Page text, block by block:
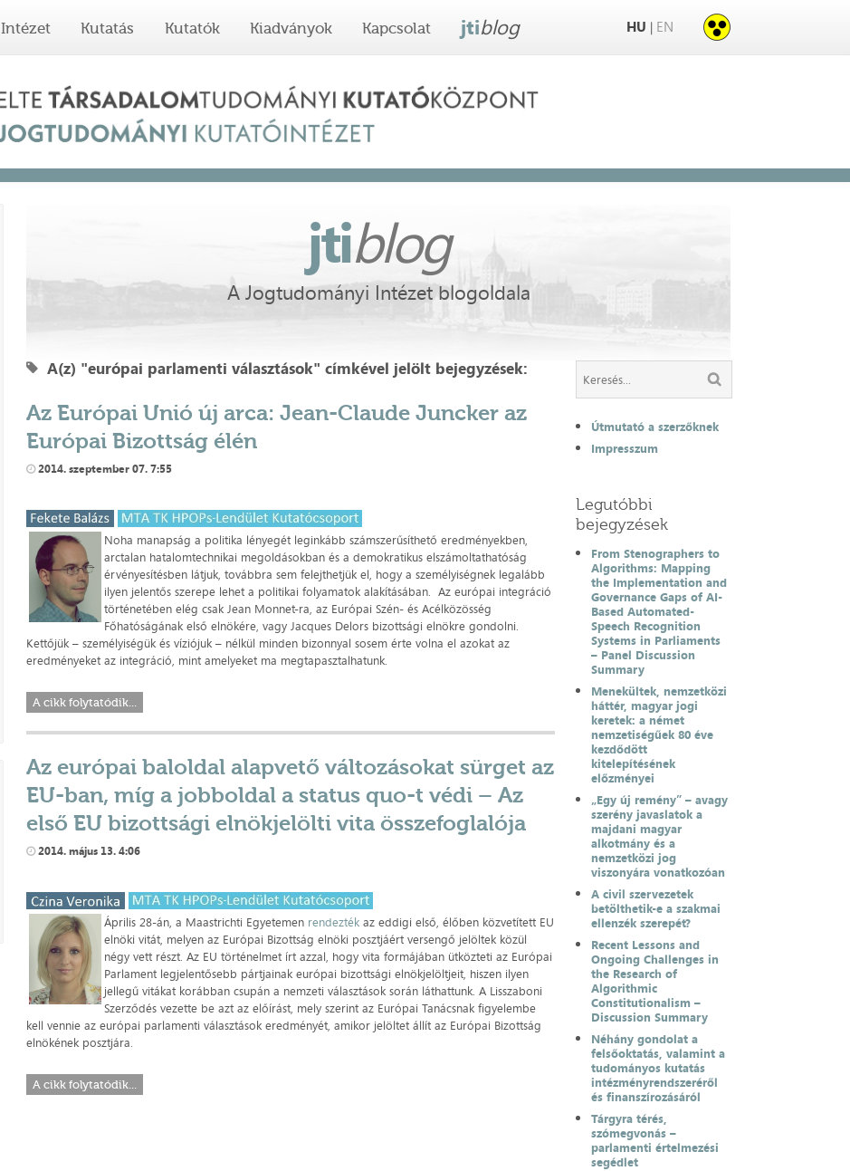
Intézet Kutatás Kutatók Kiadványok Kapcsolat jtiblog HU | EN
jtiblog
A Jogtudományi Intézet blogoldala
A(z) "európai parlamenti választások" címkével jelölt bejegyzések:
Az Európai Unió új arca: Jean-Claude Juncker az
Európai Bizottság élén
2014. szeptember 07. 7:55
Noha manapság a politika lényegét leginkább számszerűsíthető eredményekben,
arctalan hatalomtechnikai megoldásokban és a demokratikus elszámoltathatóság
érvényesítésben látjuk, továbbra sem felejthetjük el, hogy a személyiségnek legalább
ilyen jelentős szerepe lehet a politikai folyamatok alakításában. Az európai integráció
történetében elég csak Jean Monnet-ra, az Európai Szén- és Acélközösség
Főhatóságának első elnökére, vagy Jacques Delors bizottsági elnökre gondolni.
Kettőjük – személyiségük és víziójuk – nélkül minden bizonnyal sosem érte volna el azokat az
eredményeket az integráció, mint amelyeket ma megtapasztalhatunk.
A cikk folytatódik...
Az európai baloldal alapvető változásokat sürget az
EU-ban, míg a jobboldal a status quo-t védi – Az
első EU bizottsági elnökjelölti vita összefoglalója
2014. május 13. 4:06
Április 28-án, a Maastrichti Egyetemen rendezték az eddigi első, élőben közvetített EU
elnöki vitát, melyen az Európai Bizottság elnöki posztjáért versengő jelöltek közül
négy vett részt. Az EU történelmet írt azzal, hogy vita formájában ütközteti az Európai
Parlament legjelentősebb pártjainak európai bizottsági elnökjelöltjeit, hiszen ilyen
jellegű vitákat korábban csupán a nemzeti választások során láthattunk. A Lisszaboni
Szerződés vezette be azt az előírást, mely szerint az Európai Tanácsnak figyelembe
kell vennie az európai parlamenti választások eredményét, amikor jelöltet állít az Európai Bizottság
elnökének posztjára.
A cikk folytatódik...
Útmutató a szerzőknek
Impresszum
Legutóbbi
bejegyzések
From Stenographers to
Algorithms: Mapping
the Implementation and
Governance Gaps of AI-
Based Automated-
Speech Recognition
Systems in Parliaments
– Panel Discussion
Summary
Menekültek, nemzetközi
háttér, magyar jogi
keretek: a német
nemzetiségűek 80 éve
kezdődött
kitelepítésének
előzményei
„Egy új remény” – avagy
szerény javaslatok a
majdani magyar
alkotmány és a
nemzetközi jog
viszonyára vonatkozóan
A civil szervezetek
betölthetik-e a szakmai
ellenzék szerepét?
Recent Lessons and
Ongoing Challenges in
the Research of
Algorithmic
Constitutionalism –
Discussion Summary
Néhány gondolat a
felsőoktatás, valamint a
tudományos kutatás
intézményrendszeréről
és finanszírozásáról
Tárgyra térés,
szómegvonás –
parlamenti értelmezési
segédlet